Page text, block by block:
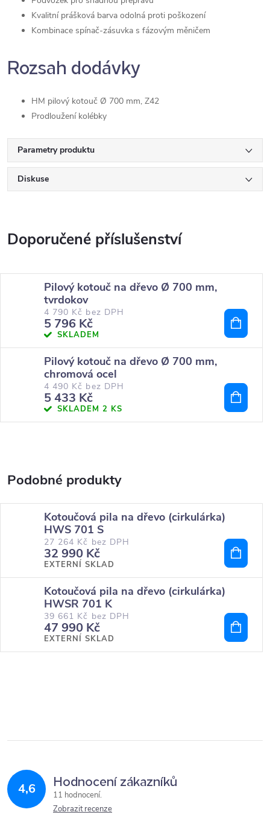
Kvalitní prášková barva odolná proti poškození
Kombinace spínač-zásuvka s fázovým měničem
Rozsah dodávky
HM pilový kotouč Ø 700 mm, Z42
Prodloužení kolébky
Parametry produktu
Diskuse
Pilový kotouč na dřevo Ø 700 mm,
tvrdokov
4 790 Kč bez DPH
5 796 Kč
SKLADEM
Pilový kotouč na dřevo Ø 700 mm,
chromová ocel
4 490 Kč bez DPH
5 433 Kč
SKLADEM 2 KS
Kotoučová pila na dřevo (cirkulárka)
HWS 701 S
27 264 Kč bez DPH
32 990 Kč
EXTERNÍ SKLAD
Kotoučová pila na dřevo (cirkulárka)
HWSR 701 K
39 661 Kč bez DPH
47 990 Kč
EXTERNÍ SKLAD
4,6 Hodnocení zákazníků
11 hodnocení
Zobrazit recenze